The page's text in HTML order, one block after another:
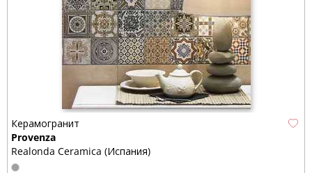
Керамогранит
Provenza
Realonda Ceramica (Испания)